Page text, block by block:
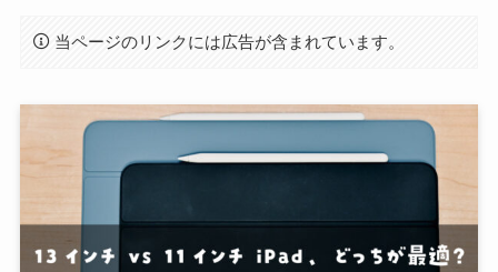
当ページのリンクには広告が含まれています。